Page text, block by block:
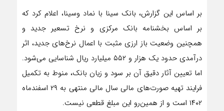
بر اساس این گزارش، بانک سینا با نماد وسینا، اعلام کرد که
بر اساس بخشنامه بانک مرکزی و نرخ تسعیر جدید و
همچنین وضعیت باز ارزی مثبت با اعمال نرخ‌های جدید، اثر
درآمدی حدود یک هزار و ۵۵۲ میلیارد ریال شناسایی می‌شود.
اما تعیین آثار دقیق آن بر سود و زیان بانک، منوط به تکمیل
فرایند تهیه صورت‌های مالی سال مالی منتهی به ۲۹ اسفندماه
۱۴۰۲ است و از همین‌رو این مبلغ قطعی نیست.